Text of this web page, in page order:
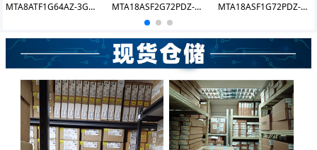
MTA8ATF1G64AZ-3G2E1 DDR4 8GB 3200 UDIMM MTA18ASF2G72PDZ-3G2J3 DDR4 16GB 3200 RDIMM MTA18ASF1G72PDZ-2G3B1 DDR4 8GB 2400 RDIMM